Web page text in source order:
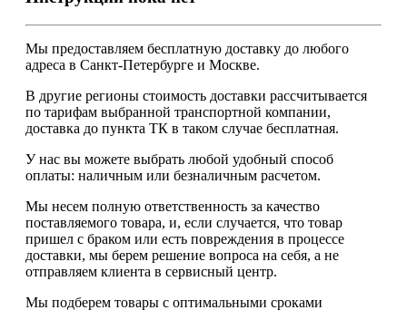
Мы предоставляем бесплатную доставку до любого
адреса в Санкт-Петербурге и Москве.
В другие регионы стоимость доставки рассчитывается
по тарифам выбранной транспортной компании,
доставка до пункта ТК в таком случае бесплатная.
У нас вы можете выбрать любой удобный способ
оплаты: наличным или безналичным расчетом.
Мы несем полную ответственность за качество
поставляемого товара, и, если случается, что товар
пришел с браком или есть повреждения в процессе
доставки, мы берем решение вопроса на себя, а не
отправляем клиента в сервисный центр.
Мы подберем товары с оптимальными сроками